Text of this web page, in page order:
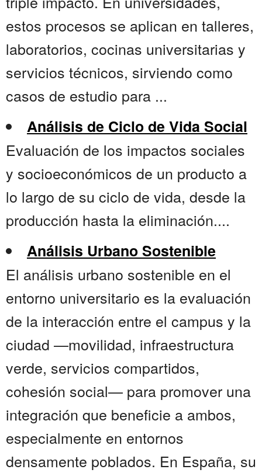
estos procesos se aplican en talleres,
laboratorios, cocinas universitarias y
servicios técnicos, sirviendo como
casos de estudio para ...
Análisis de Ciclo de Vida Social
Evaluación de los impactos sociales
y socioeconómicos de un producto a
lo largo de su ciclo de vida, desde la
producción hasta la eliminación....
Análisis Urbano Sostenible
El análisis urbano sostenible en el
entorno universitario es la evaluación
de la interacción entre el campus y la
ciudad —movilidad, infraestructura
verde, servicios compartidos,
cohesión social— para promover una
integración que beneficie a ambos,
especialmente en entornos
densamente poblados. En España, su